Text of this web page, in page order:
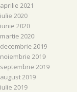
aprilie 2021
iulie 2020
iunie 2020
martie 2020
decembrie 2019
noiembrie 2019
septembrie 2019
august 2019
iulie 2019